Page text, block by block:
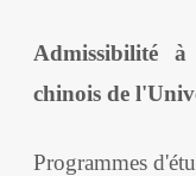
Admissibilité
chinois de
Programmes